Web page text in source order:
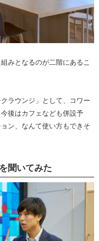
みとなるのが二階にあるこ
ラウンジ」として、コワー
後はカフェなども併設予
ン、なんて使い方もできそ
聞いてみた